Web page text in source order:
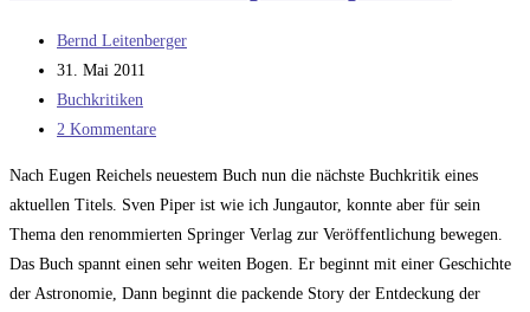
Beitrags-
Autor:
Bernd Leitenberger
Beitrag
veröffentlicht:
31. Mai 2011
Beitrags-
Kategorie:
Buchkritiken
Beitrags-
2 Kommentare
Nach Eugen Reichels neuestem Buch nun die nächste Buchkritik eines
aktuellen Titels. Sven Piper ist wie ich Jungautor, konnte aber für sein
Thema den renommierten Springer Verlag zur Veröffentlichung bewegen.
Das Buch spannt einen sehr weiten Bogen. Er beginnt mit einer Geschichte
der Astronomie, Dann beginnt die packende Story der Entdeckung der